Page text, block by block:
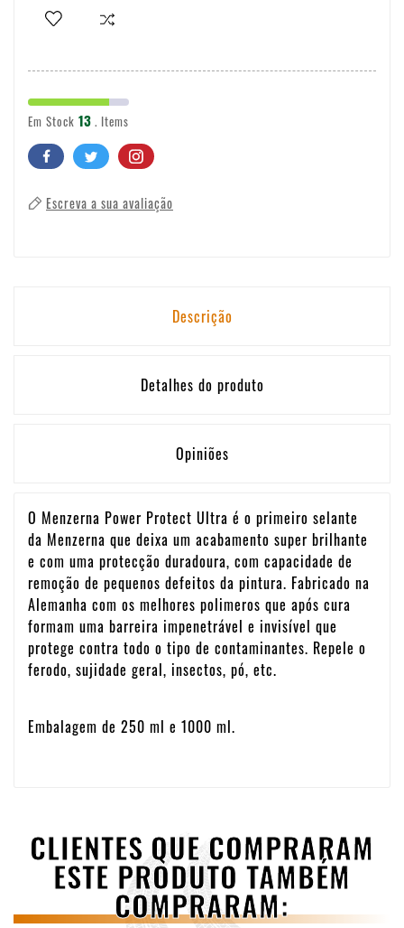
Em Stock 13 . Items
Escreva a sua avaliação
Descrição
Detalhes do produto
Opiniões
O Menzerna Power Protect Ultra é o primeiro selante
da Menzerna que deixa um acabamento super brilhante
e com uma protecção duradoura, com capacidade de
remoção de pequenos defeitos da pintura. Fabricado na
Alemanha com os melhores polimeros que após cura
formam uma barreira impenetrável e invisível que
protege contra todo o tipo de contaminantes. Repele o
ferodo, sujidade geral, insectos, pó, etc.
Embalagem de 250 ml e 1000 ml.
CLIENTES QUE COMPRARAM
ESTE PRODUTO TAMBÉM
COMPRARAM: